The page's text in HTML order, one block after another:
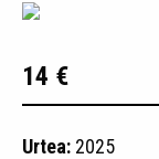
14 €
Urtea: 2025